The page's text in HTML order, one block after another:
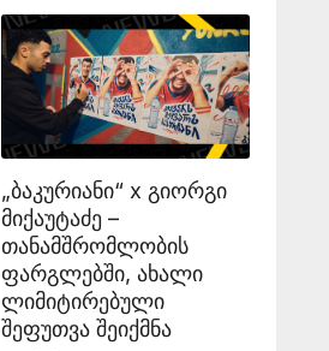
„ბაკურიანი“ x გიორგი
მიქაუტაძე –
თანამშრომლობის
ფარგლებში, ახალი
ლიმიტირებული
შეფუთვა შეიქმნა